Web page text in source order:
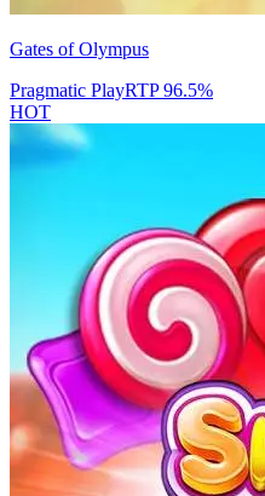
Gates of Olympus
Pragmatic PlayRTP96.5%
HOT